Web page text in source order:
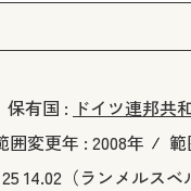
保有国 : ドイツ連邦共
囲変更年 : 2008年
25 14.02（ランメルス